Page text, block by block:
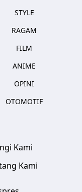
STYLE
RAGAM
FILM
ANIME
OPINI
OTOMOTIF
Kami
Kami